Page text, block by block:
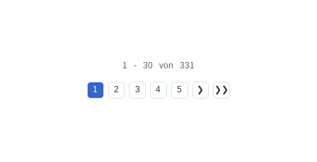
1 - 30 von 331
1 2 3 4 5 ❯ ❯❯